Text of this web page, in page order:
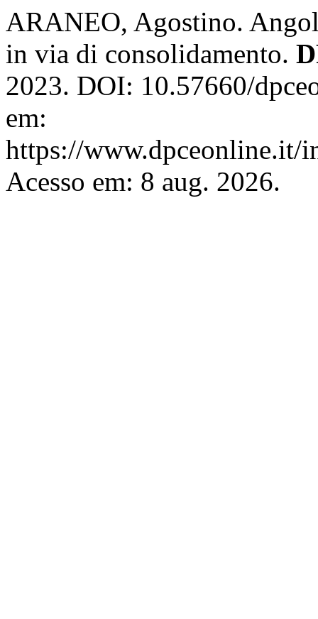
ARANEO, Agostino.
in via di consolidamento.
2023. DOI: 10.57660/
em:
https://www.dpceonline.it/
Acesso em: 8 aug. 2026.